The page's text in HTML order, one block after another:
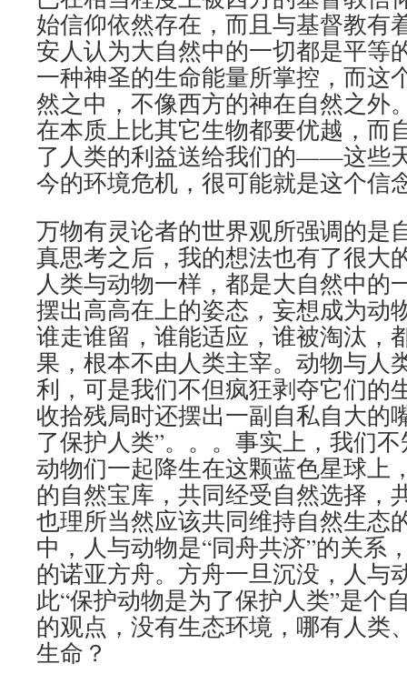
始信仰依然存在，而且与基督教有
安人认为大自然中的一切都是平等
一种神圣的生命能量所掌控，而这
然之中，不像西方的神在自然之外
在本质上比其它生物都要优越，而
了人类的利益送给我们的——这些
今的环境危机，很可能就是这个信
万物有灵论者的世界观所强调的是
真思考之后，我的想法也有了很大
人类与动物一样，都是大自然中的
摆出高高在上的姿态，妄想成为动
谁走谁留，谁能适应，谁被淘汰，
果，根本不由人类主宰。动物与人
利，可是我们不但疯狂剥夺它们的
收拾残局时还摆出一副自私自大的
了保护人类”。。。事实上，我们
动物们一起降生在这颗蓝色星球上
的自然宝库，共同经受自然选择，
也理所当然应该共同维持自然生态
中，人与动物是“同舟共济”的关系
的诺亚方舟。方舟一旦沉没，人与
此“保护动物是为了保护人类”是个
的观点，没有生态环境，哪有人类
生命？